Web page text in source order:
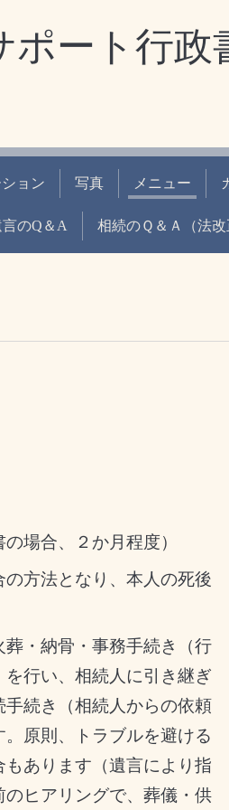
ポート行政
ョン 写真 メニュー
のQ＆A 相続のＱ＆Ａ（法改
場合、２か月程度）
方法となり、本人の死後
・納骨・事務手続き（行
行い、相続人に引き継ぎ
手続き（相続人からの依頼
原則、トラブルを避ける
あります（遺言により指
ヒアリングで、葬儀・供